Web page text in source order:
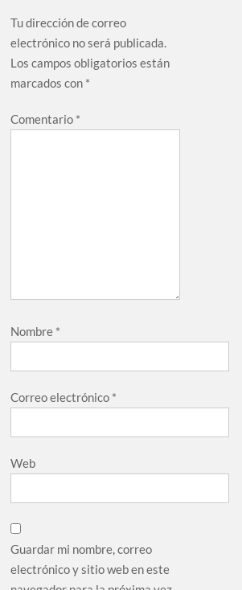
Tu dirección de correo
electrónico no será publicada.
Los campos obligatorios están
marcados con *
Comentario *
Nombre *
Correo electrónico *
Web
Guardar mi nombre, correo
electrónico y sitio web en este